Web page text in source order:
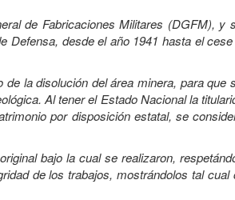
de Fabricaciones Militares (DGFM), y
Defensa, desde el año 1941 hasta el
la disolución del área minera, para que
Al tener el Estado Nacional la
por disposición estatal, se
bajo la cual se realizaron,
de los trabajos, mostrándolos tal cual